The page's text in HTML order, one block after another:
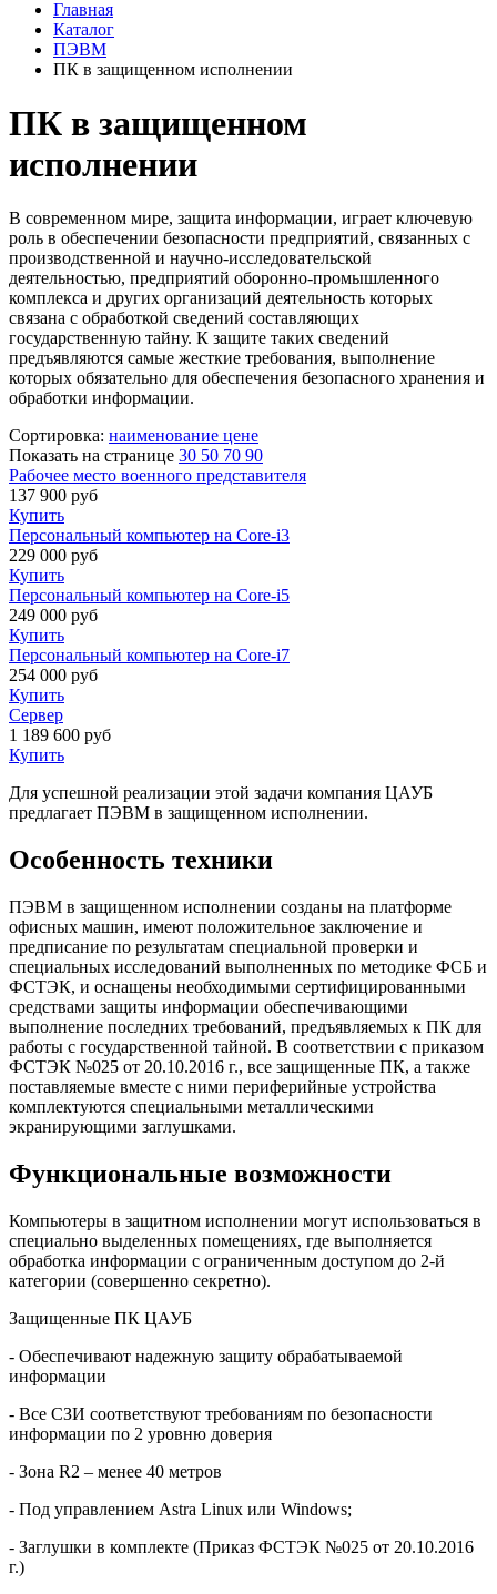
Главная
Каталог
ПЭВМ
ПК в защищенном исполнении
ПК в защищенном
исполнении
В современном мире, защита информации, играет ключевую
роль в обеспечении безопасности предприятий, связанных с
производственной и научно-исследовательской
деятельностью, предприятий оборонно-промышленного
комплекса и других организаций деятельность которых
связана с обработкой сведений составляющих
государственную тайну. К защите таких сведений
предъявляются самые жесткие требования, выполнение
которых обязательно для обеспечения безопасного хранения и
обработки информации.
Сортировка: наименование цене
Показать на странице 30 50 70 90
Рабочее место военного представителя
137 900 руб
Купить
Персональный компьютер на Core-i3
229 000 руб
Купить
Персональный компьютер на Core-i5
249 000 руб
Купить
Персональный компьютер на Core-i7
254 000 руб
Купить
Сервер
1 189 600 руб
Купить
Для успешной реализации этой задачи компания ЦАУБ
предлагает ПЭВМ в защищенном исполнении.
Особенность техники
ПЭВМ в защищенном исполнении созданы на платформе
офисных машин, имеют положительное заключение и
предписание по результатам специальной проверки и
специальных исследований выполненных по методике ФСБ и
ФСТЭК, и оснащены необходимыми сертифицированными
средствами защиты информации обеспечивающими
выполнение последних требований, предъявляемых к ПК для
работы с государственной тайной. В соответствии с приказом
ФСТЭК №025 от 20.10.2016 г., все защищенные ПК, а также
поставляемые вместе с ними периферийные устройства
комплектуются специальными металлическими
экранирующими заглушками.
Функциональные возможности
Компьютеры в защитном исполнении могут использоваться в
специально выделенных помещениях, где выполняется
обработка информации с ограниченным доступом до 2-й
категории (совершенно секретно).
Защищенные ПК ЦАУБ
- Обеспечивают надежную защиту обрабатываемой
информации
- Все СЗИ соответствуют требованиям по безопасности
информации по 2 уровню доверия
- Зона R2 – менее 40 метров
- Под управлением Astra Linux или Windows;
- Заглушки в комплекте (Приказ ФСТЭК №025 от 20.10.2016
г.)